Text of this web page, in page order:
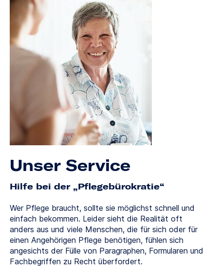
Unser Service
Hilfe bei der „Pflegebürokratie“
Wer Pflege braucht, sollte sie möglichst schnell und
einfach bekommen. Leider sieht die Realität oft
anders aus und viele Menschen, die für sich oder für
einen Angehörigen Pflege benötigen, fühlen sich
angesichts der Fülle von Paragraphen, Formularen und
Fachbegriffen zu Recht überfordert.